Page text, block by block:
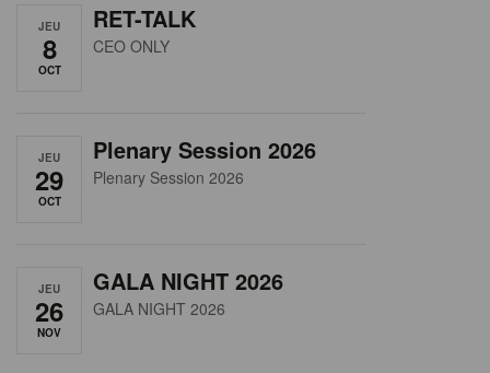
JEU
8
OCT
RET-TALK
CEO ONLY
JEU
29
OCT
Plenary Session 2026
Plenary Session 2026
JEU
26
NOV
GALA NIGHT 2026
GALA NIGHT 2026